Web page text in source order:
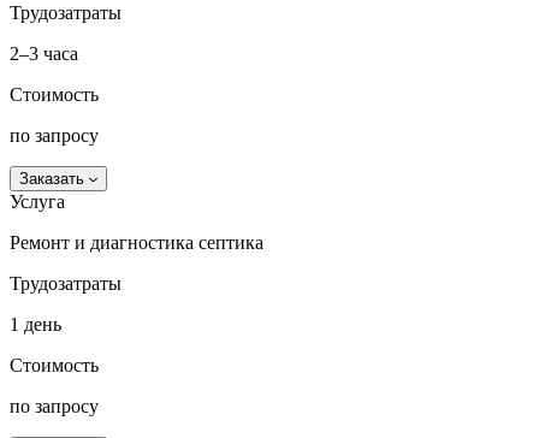
Трудозатраты
2–3 часа
Стоимость
по запросу
Заказать
Услуга
Ремонт и диагностика септика
Трудозатраты
1 день
Стоимость
по запросу